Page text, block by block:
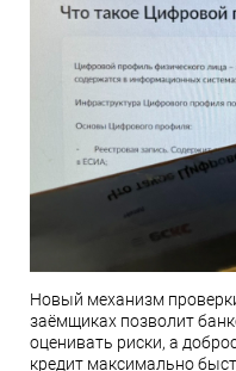
Новый механизм
заёмщиках позволит
оценивать риски, а
кредит максимально